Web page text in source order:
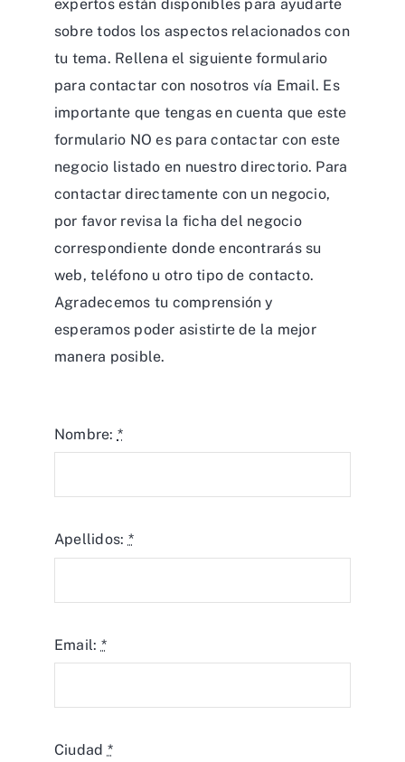
expertos están disponibles para ayudarte
sobre todos los aspectos relacionados con
tu tema. Rellena el siguiente formulario
para contactar con nosotros vía Email. Es
importante que tengas en cuenta que este
formulario NO es para contactar con este
negocio listado en nuestro directorio. Para
contactar directamente con un negocio,
por favor revisa la ficha del negocio
correspondiente donde encontrarás su
web, teléfono u otro tipo de contacto.
Agradecemos tu comprensión y
esperamos poder asistirte de la mejor
manera posible.
Nombre: *
Apellidos: *
Email: *
Ciudad *